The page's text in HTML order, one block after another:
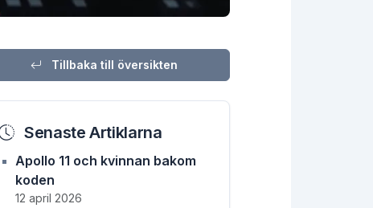
Tillbaka till översikten
Senaste Artiklarna
Apollo 11 och kvinnan bakom
koden
12 april 2026